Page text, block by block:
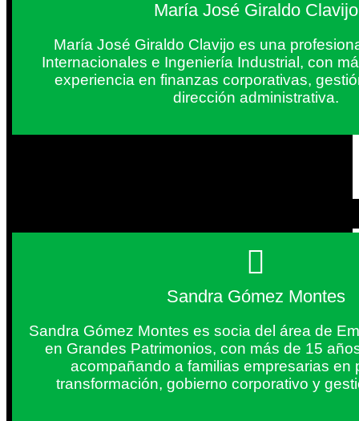
María José Giraldo Clavijo
María José Giraldo Clavijo es una
Internacionales e Ingeniería Industrial, con
experiencia en finanzas corporativas,
dirección administrativa.
Sandra Gómez Montes
Sandra Gómez Montes es socia del área de
en Grandes Patrimonios, con más de 15
acompañando a familias empresarias en
transformación, gobierno corporativo y